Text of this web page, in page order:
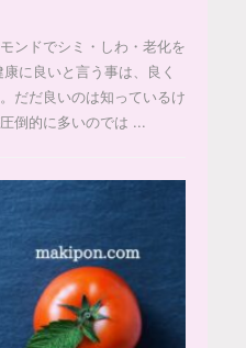
ンドでシミ・しわ・老化を
に良いと言う事は、良く
だだ良いのは知っているけ
倒的に多いのでは ...